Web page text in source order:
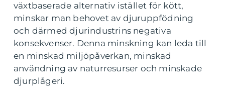
växtbaserade alternativ istället för kött,
minskar man behovet av djuruppfödning
och därmed djurindustrins negativa
konsekvenser. Denna minskning kan leda till
en minskad miljöpåverkan, minskad
användning av naturresurser och minskade
djurplågeri.